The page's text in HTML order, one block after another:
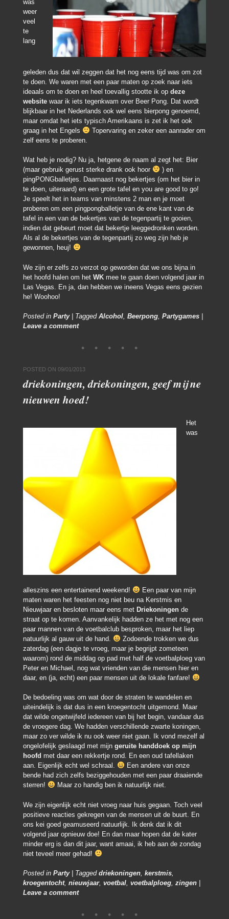
was
weer
veel
te
lang
geleden dus dat wil zeggen dat het nog eens tijd was om zot
te doen. We waren met een paar maten op zoek naar iets
ideaals om te doen en heel toevallig stootte ik op deze
websitewaar ik iets tegenkwam over Beer Pong. Dat wordt
blijkbaar in het Nederlands ook wel eens bierpong genoemd,
maar omdat het iets typisch Amerikaans is zet ik het ook
graag in het Engels
Topervaring en zeker een aanrader om
zelf eens te proberen.
Wat heb je nodig? Nu ja, hetgene de naam al zegt het: Bier
(maar gebruik gerust sterke drank ook hoor
) en
pingPONGballetjes. Daarnaast nog bekertjes (om het bier in
te doen, uiteraard) en een grote tafel en you are good to go!
Je speelt het in teams van minstens 2 man en je moet
proberen om een pingpongballetje van de ene kant van de
tafel in een van de bekertjes van de tegenpartij te gooien,
indien dat gebeurt moet dat bekertje leeggedronken worden.
Als al de bekertjes van de tegenpartij zo weg zijn heb je
gewonnen, heuj!
We zijn er zelfs zo verzot op geworden dat we ons bijna in
het hoofd halen om het WKmee te gaan doen volgend jaar in
Las Vegas. En ja, dan hebben we ineens Vegas eens gezien
he! Woohoo!
Posted in Party Tagged Alcohol, Beerpong, Partygames
Leave a comment
POSTED ON 09/01/2013
driekoningen, driekoningen, geef mij ne
nieuwen hoed!
Het
was
alleszins een entertainend weekend!
Een paar van mijn
maten waren het feesten nog niet beu na Kerstmis en
Nieuwjaar en besloten maar eens met Driekoningende
straat op te komen. Aanvankelijk hadden ze het met nog een
paar mannen van de voetbalclub besproken, maar het liep
natuurlijk al gauw uit de hand.
Zodoende trokken we dus
zaterdag (een dagje te vroeg, maar je begrijpt zometeen
waarom) rond de middag op pad met half de voetbalploeg van
Peter en Michael, nog wat vrienden van die mensen hier en
daar, en (ja, echt) een paar mensen uit de lokale fanfare!
De bedoeling was om wat door de straten te wandelen en
uiteindelijk is dat dus in een kroegentocht uitgemond. Maar
dat wilde ongetwijfeld iedereen van bij het begin, vandaar dus
de vroegere dag. We hadden verschillende zwarte koningen,
maar zo ver wilde ik nu ook weer niet gaan. Ik vond mezelf al
ongelofelijk geslaagd met mijngeruite handdoek op mijn
hoofd met daar een rekkertje rond. En een oud tafellaken
aan. Eigenlijk echt wel schraal.
Een andere van onze
bende had zich zelfs beziggehouden met een paar draaiende
sterren!
Maar zo handig ben ik natuurlijk niet.
We zijn eigenlijk echt niet vroeg naar huis gegaan. Toch veel
positieve reacties gekregen van de mensen uit de buurt. En
ons kei goed geamuseerd natuurlijk. Ik denk dat ik dit
volgend jaar opnieuw doe! En dan maar hopen dat de kater
minder erg is dan dit jaar, want amaai, ik heb aan de zondag
niet teveel meer gehad!
Posted in Party Tagged driekoningen, kerstmis,
kroegentocht, nieuwjaar, voetbal, voetbalploeg, zingen
Leave a comment